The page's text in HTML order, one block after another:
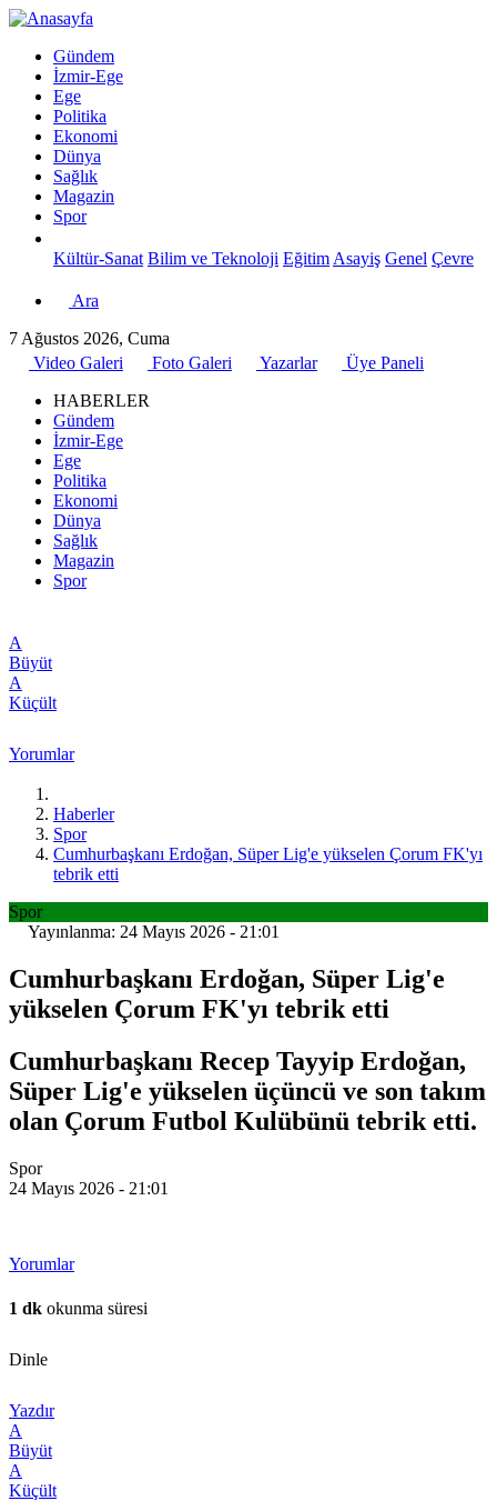
Gündem
İzmir-Ege
Ege
Politika
Ekonomi
Dünya
Sağlık
Magazin
Spor
Kültür-Sanat Bilim ve Teknoloji Eğitim Asayiş Genel Çevre
Ara
7 Ağustos 2026, Cuma
Video Galeri
Foto Galeri Yazarlar
Üye Paneli
HABERLER
Gündem
İzmir-Ege
Ege
Politika
Ekonomi
Dünya
Sağlık
Magazin
Spor
A
Büyüt
A
Küçült
Yorumlar
Haberler
Spor
Cumhurbaşkanı Erdoğan, Süper Lig'e yükselen Çorum FK'yı
tebrik etti
Spor
Yayınlanma: 24 Mayıs 2026 - 21:01
Cumhurbaşkanı Erdoğan, Süper Lig'e
yükselen Çorum FK'yı tebrik etti
Cumhurbaşkanı Recep Tayyip Erdoğan,
Süper Lig'e yükselen üçüncü ve son takım
olan Çorum Futbol Kulübünü tebrik etti.
Spor
24 Mayıs 2026 - 21:01
Yorumlar
1 dk okunma süresi
Dinle
Yazdır
A
Büyüt
A
Küçült